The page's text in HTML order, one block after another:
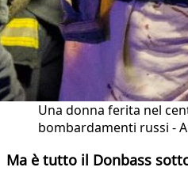
Una donna ferita nel
bombardamenti russi -
Ma è tutto il Donbass